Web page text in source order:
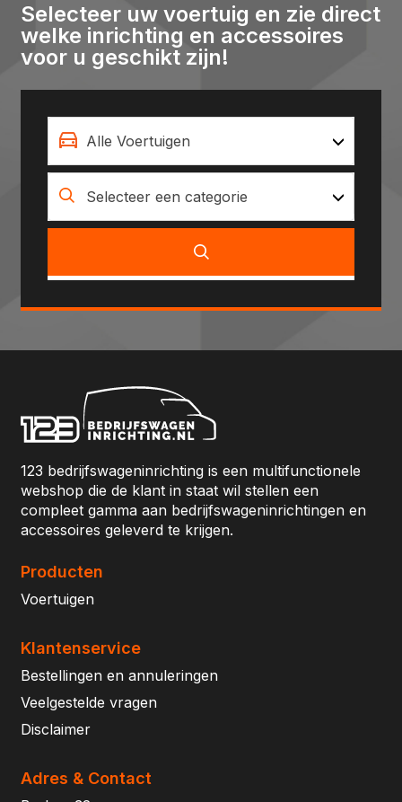
Selecteer uw voertuig en zie direct
welke inrichting en accessoires
voor u geschikt zijn!
Alle Voertuigen
Selecteer een categorie
123 bedrijfswageninrichting is een multifunctionele
webshop die de klant in staat wil stellen een
compleet gamma aan bedrijfswageninrichtingen en
accessoires geleverd te krijgen.
Producten
Voertuigen
Klantenservice
Bestellingen en annuleringen
Veelgestelde vragen
Disclaimer
Adres & Contact